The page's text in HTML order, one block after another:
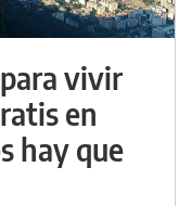
vivir
en
hay que